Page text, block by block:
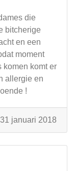
die
bitcherige
en een
moment
komen komt er
allergie en
!
januari 2018